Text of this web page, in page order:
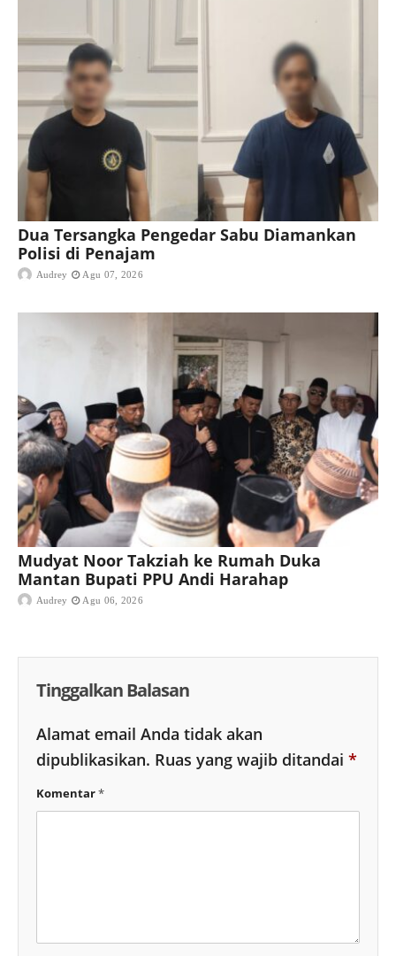
Dua Tersangka Pengedar Sabu Diamankan
Polisi di Penajam
Audrey Agu 07, 2026
Mudyat Noor Takziah ke Rumah Duka
Mantan Bupati PPU Andi Harahap
Audrey Agu 06, 2026
Tinggalkan Balasan
Alamat email Anda tidak akan
dipublikasikan. Ruas yang wajib ditandai *
Komentar*